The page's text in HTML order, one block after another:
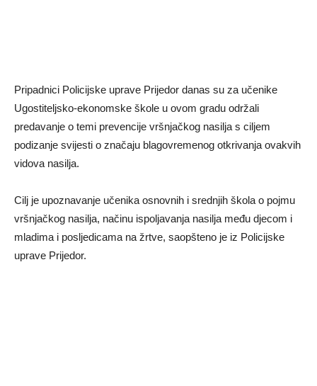
Pripadnici Policijske uprave Prijedor danas su za učenike
Ugostiteljsko-ekonomske škole u ovom gradu održali
predavanje o temi prevencije vršnjačkog nasilja s ciljem
podizanje svijesti o značaju blagovremenog otkrivanja ovakvih
vidova nasilja.
Cilj je upoznavanje učenika osnovnih i srednjih škola o pojmu
vršnjačkog nasilja, načinu ispoljavanja nasilja među djecom i
mladima i posljedicama na žrtve, saopšteno je iz Policijske
uprave Prijedor.